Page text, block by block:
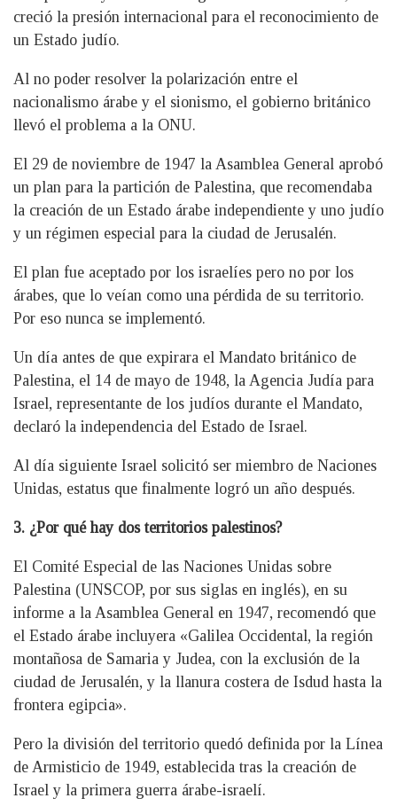
creció la presión internacional para el reconocimiento de
un Estado judío.
Al no poder resolver la polarización entre el
nacionalismo árabe y el sionismo, el gobierno británico
llevó el problema a la ONU.
El 29 de noviembre de 1947 la Asamblea General aprobó
un plan para la partición de Palestina, que recomendaba
la creación de un Estado árabe independiente y uno judío
y un régimen especial para la ciudad de Jerusalén.
El plan fue aceptado por los israelíes pero no por los
árabes, que lo veían como una pérdida de su territorio.
Por eso nunca se implementó.
Un día antes de que expirara el Mandato británico de
Palestina, el 14 de mayo de 1948, la Agencia Judía para
Israel, representante de los judíos durante el Mandato,
declaró la independencia del Estado de Israel.
Al día siguiente Israel solicitó ser miembro de Naciones
Unidas, estatus que finalmente logró un año después.
3. ¿Por qué hay dos territorios palestinos?
El Comité Especial de las Naciones Unidas sobre
Palestina (UNSCOP, por sus siglas en inglés), en su
informe a la Asamblea General en 1947, recomendó que
el Estado árabe incluyera «Galilea Occidental, la región
montañosa de Samaria y Judea, con la exclusión de la
ciudad de Jerusalén, y la llanura costera de Isdud hasta la
frontera egipcia».
Pero la división del territorio quedó definida por la Línea
de Armisticio de 1949, establecida tras la creación de
Israel y la primera guerra árabe-israelí.